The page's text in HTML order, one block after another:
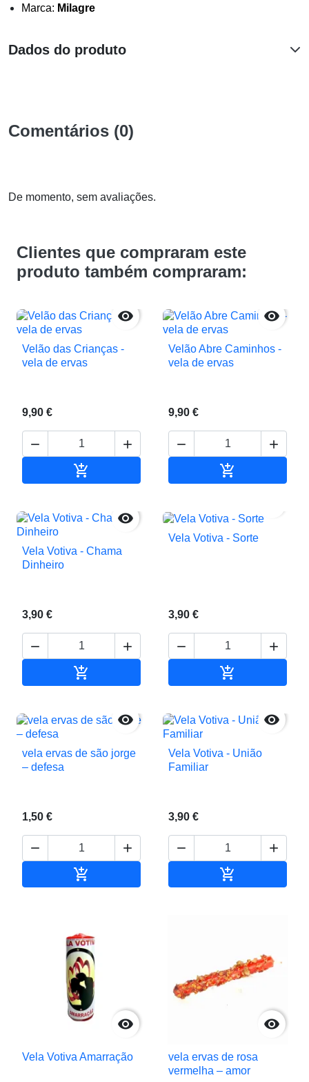
Marca: Milagre
Dados do produto
Comentários (0)
De momento, sem avaliações.
Clientes que compraram este
produto também compraram:

Velão das Crianças -
vela de ervas
9,90 €
 


Velão Abre Caminhos -
vela de ervas
9,90 €
 


Vela Votiva - Chama
Dinheiro
3,90 €
 

Vela Votiva - Sorte
3,90 €
 


vela ervas de são jorge
– defesa
1,50 €
 


Vela Votiva - União
Familiar
3,90 €
 


Vela Votiva Amarração

vela ervas de rosa
vermelha – amor